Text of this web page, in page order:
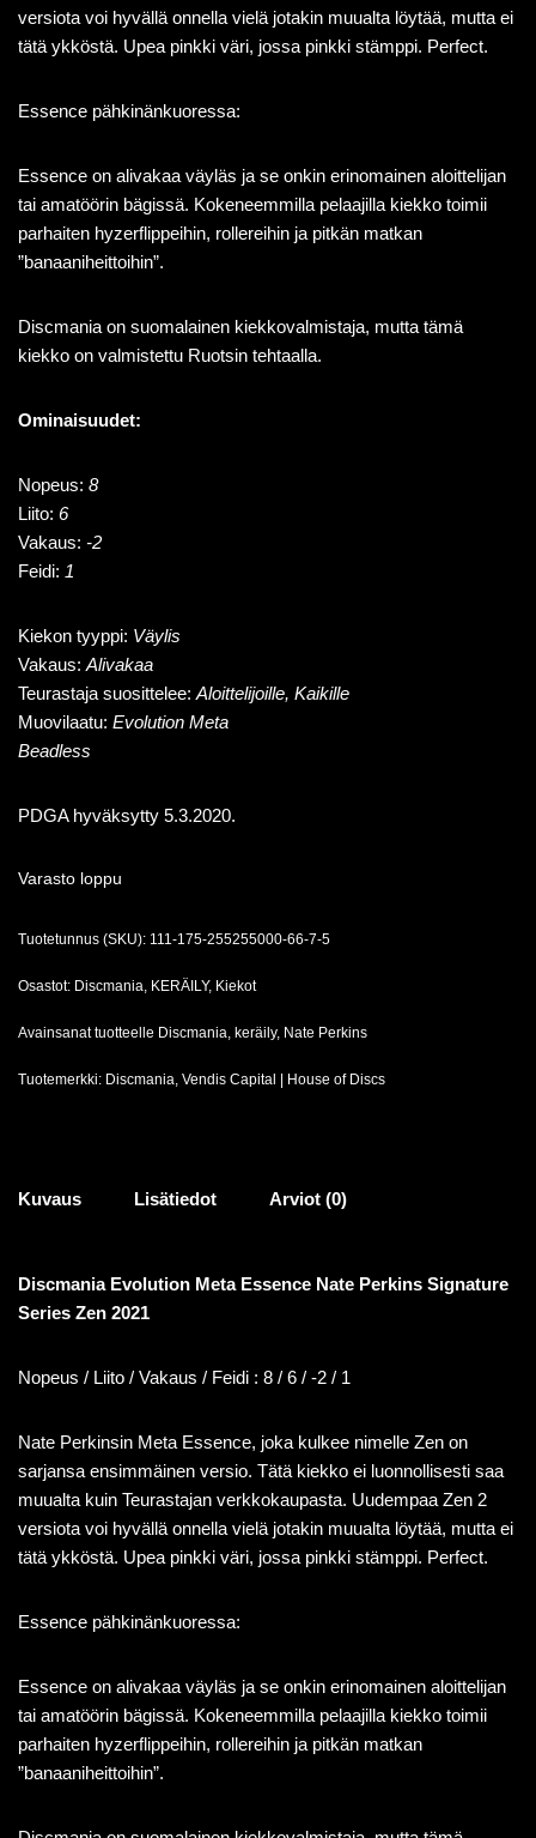
versiota voi hyvällä onnella vielä jotakin muualta löytää, mutta ei
tätä ykköstä. Upea pinkki väri, jossa pinkki stämppi. Perfect.
Essence pähkinänkuoressa:
Essence on alivakaa väyläs ja se onkin erinomainen aloittelijan
tai amatöörin bägissä. Kokeneemmilla pelaajilla kiekko toimii
parhaiten hyzerflippeihin, rollereihin ja pitkän matkan
”banaaniheittoihin”.
Discmania on suomalainen kiekkovalmistaja, mutta tämä
kiekko on valmistettu Ruotsin tehtaalla.
Ominaisuudet:
Nopeus: 8
Liito: 6
Vakaus: -2
Feidi: 1
Kiekon tyyppi: Väylis
Vakaus: Alivakaa
Teurastaja suosittelee: Aloittelijoille, Kaikille
Muovilaatu: Evolution Meta
Beadless
PDGA hyväksytty 5.3.2020.
Varasto loppu
Tuotetunnus (SKU): 111-175-255255000-66-7-5
Osastot: Discmania, KERÄILY, Kiekot
Avainsanat tuotteelle Discmania, keräily, Nate Perkins
Tuotemerkki: Discmania, Vendis Capital | House of Discs
Kuvaus Lisätiedot Arviot (0)
Discmania Evolution Meta Essence Nate Perkins Signature
Series Zen 2021
Nopeus / Liito / Vakaus / Feidi : 8 / 6 / -2 / 1
Nate Perkinsin Meta Essence, joka kulkee nimelle Zen on
sarjansa ensimmäinen versio. Tätä kiekko ei luonnollisesti saa
muualta kuin Teurastajan verkkokaupasta. Uudempaa Zen 2
versiota voi hyvällä onnella vielä jotakin muualta löytää, mutta ei
tätä ykköstä. Upea pinkki väri, jossa pinkki stämppi. Perfect.
Essence pähkinänkuoressa:
Essence on alivakaa väyläs ja se onkin erinomainen aloittelijan
tai amatöörin bägissä. Kokeneemmilla pelaajilla kiekko toimii
parhaiten hyzerflippeihin, rollereihin ja pitkän matkan
”banaaniheittoihin”.